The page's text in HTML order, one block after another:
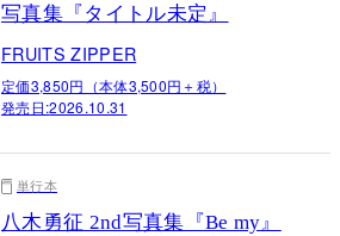
写真集『タイトル未定』
FRUITS ZIPPER
定価3,850円（本体3,500円＋税）
発売日:2026.10.31
単行本
八木勇征 2nd写真集『Be my』